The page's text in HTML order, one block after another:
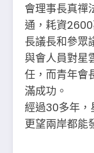
會理事長真禪
通，耗資
長議長和參眾
與會人員對星
任，而青年會
滿成功。
經過30多年，
更望兩岸都能